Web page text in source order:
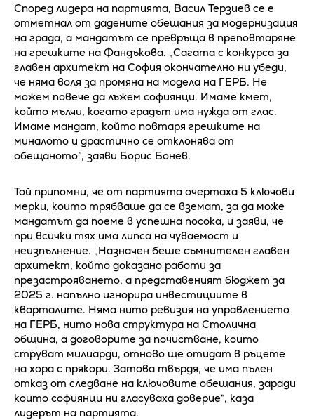
Според лидера на партията, Васил Терзиев се е
отметнал от дадените обещания за модернизация
на града, а мандатът се превръща в преповтаряне
на грешките на Фандъкова. „Сагата с конкурса за
главен архитект на София окончателно ни убеди,
че няма воля за промяна на модела на ГЕРБ. Не
можем повече да лъжем софиянци. Имаме кмет,
който мълчи, когато градът има нужда от глас.
Имаме мандат, който повтаря грешките на
миналото и драстично се отклонява от
обещаното”, заяви Борис Бонев.
Той припомни, че от партията очертаха 5 ключови
мерки, които трябваше да се вземат, за да може
мандатът да поеме в успешна посока, и заяви, че
при всички тях има липса на чуваемост и
неизпълнение. „Назначен беше съмнителен главен
архитект, който доказано работи за
презастрояването, а представеният бюджет за
2025 г. напълно игнорира инвестициите в
кварталите. Няма нито ревизия на управлението
на ГЕРБ, нито нова структура на Столична
община, а договорите за почистване, които
струват милиарди, отново ще отидат в ръцете
на хора с прякори. Затова твърдя, че има пълен
отказ от следване на ключовите обещания, заради
които софиянци ни гласуваха доверие“, каза
лидерът на партията.